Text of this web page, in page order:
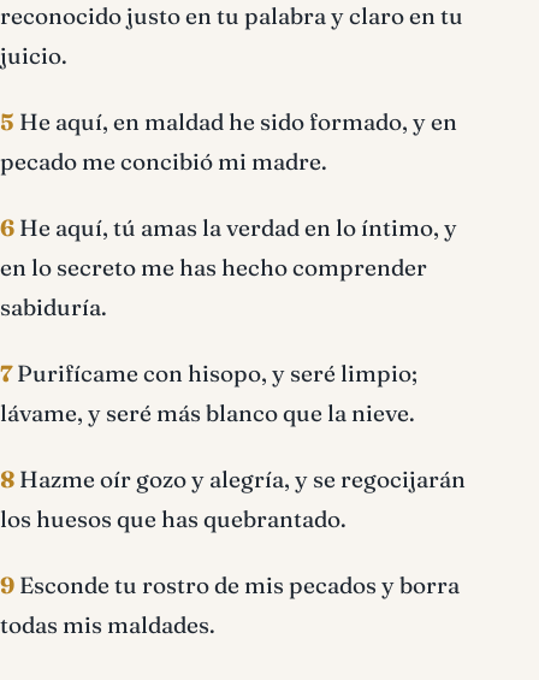
reconocido justo en tu palabra y claro en tu
juicio.
5 He aquí, en maldad he sido formado, y en
pecado me concibió mi madre.
6 He aquí, tú amas la verdad en lo íntimo, y
en lo secreto me has hecho comprender
sabiduría.
7Purifícame con hisopo, y seré limpio;
lávame, y seré más blanco que la nieve.
8 Hazme oír gozo y alegría, y se regocijarán
los huesos que has quebrantado.
9 Esconde tu rostro de mis pecados y borra
todas mis maldades.